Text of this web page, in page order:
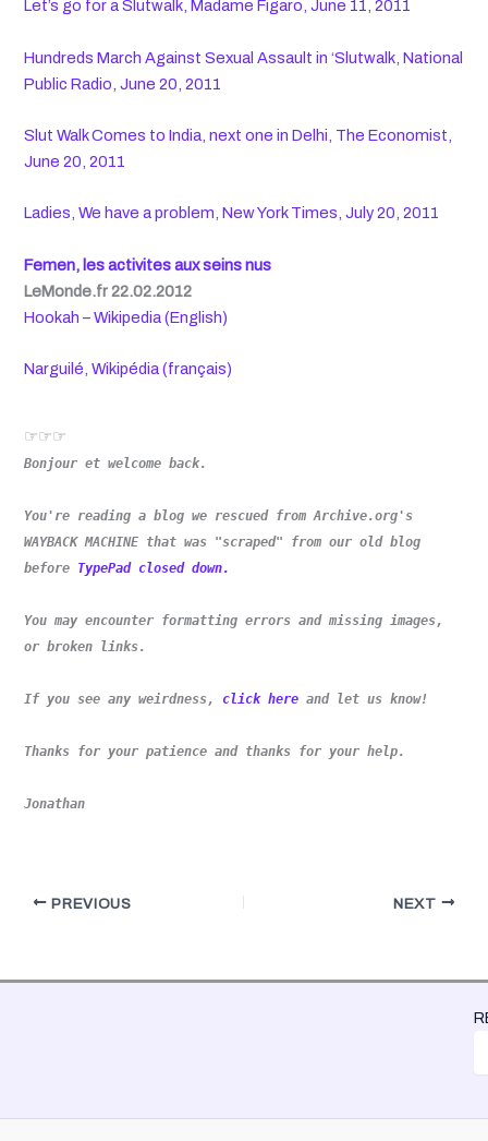
Let’s go for a Slutwalk, Madame Figaro, June 11, 2011
Hundreds March Against Sexual Assault in ‘Slutwalk, National
Public Radio, June 20, 2011
Slut Walk Comes to India, next one in Delhi, The Economist,
June 20, 2011
Ladies, We have a problem, New York Times, July 20, 2011
Femen, les activites aux seins nus
LeMonde.fr 22.02.2012
Hookah – Wikipedia (English)
Narguilé, Wikipédia (français)
☞☞☞
Bonjour et welcome back.
You're reading a blog we rescued from Archive.org's
WAYBACK MACHINE that was "scraped" from our old blog
before TypePad closed down.
You may encounter formatting errors and missing images,
or broken links.
If you see any weirdness, click here and let us know!
Thanks for your patience and thanks for your help.
Jonathan
PREVIOUS NEXT